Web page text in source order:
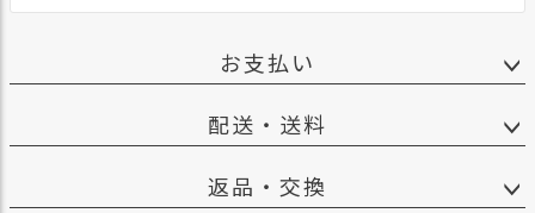
お支払い
配送・送料
返品・交換